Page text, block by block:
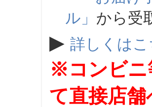
ル」 から受
▶ 詳しくはこ
※コンビニ
て直接店